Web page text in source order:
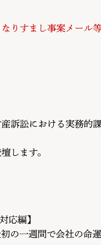
りすまし事案メール
訴訟における実務
します。
応編】
の一週間で会社の命